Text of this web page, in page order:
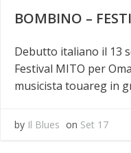
BOMBINO –
Debutto italiano il 13
Festival MITO per
musicista touareg in
by Il Blues on Set 17